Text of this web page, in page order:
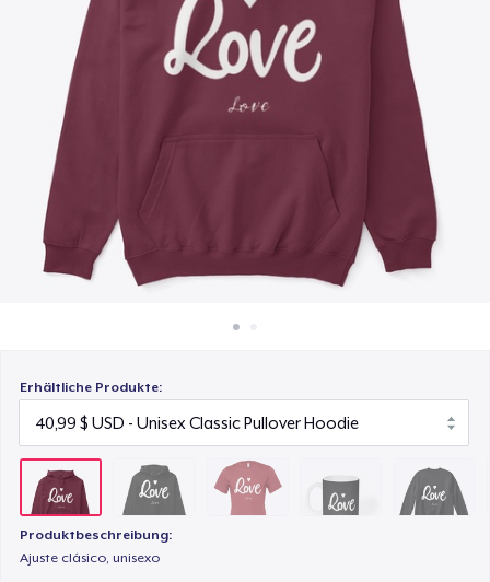
Überall verkaufen
Etwas verkaufen
Erhältliche Produkte:
Produktbeschreibung:
Ajuste clásico, unisexo
15,99 $
Unisex Classic Crewneck Sweatshirt
32,99 $